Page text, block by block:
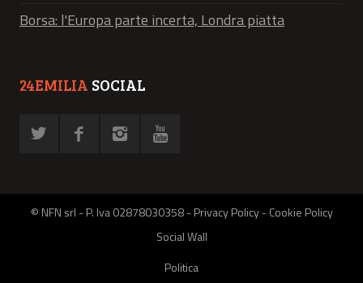
Borsa: l'Europa parte incerta, Londra piatta
24EMILIA SOCIAL
© NFN srl - P. Iva 02878030358 -Privacy Policy-Cookie Policy
Social Wall
Politica